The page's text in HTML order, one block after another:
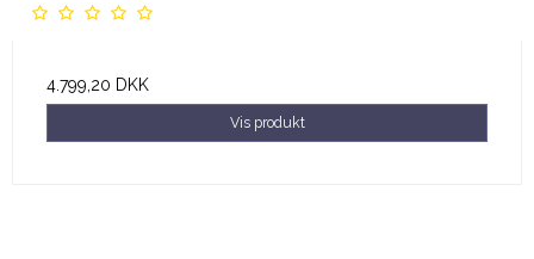
4.799,20 DKK
Vis produkt